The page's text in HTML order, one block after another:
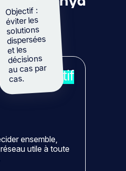
Objectif :
éviter les
solutions
dispersées
et les
décisions
au cas par
cas.
du collectif
ensemble,
utile à toute